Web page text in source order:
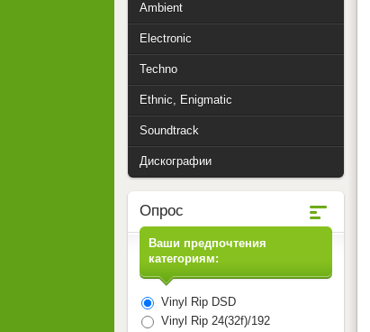
Ambient
Electronic
Techno
Ethnic, Enigmatic
Soundtrack
Дискографии
Опрос
Ваши предпочтения
категориям:
Vinyl Rip DSD
Vinyl Rip 24(32f)/192